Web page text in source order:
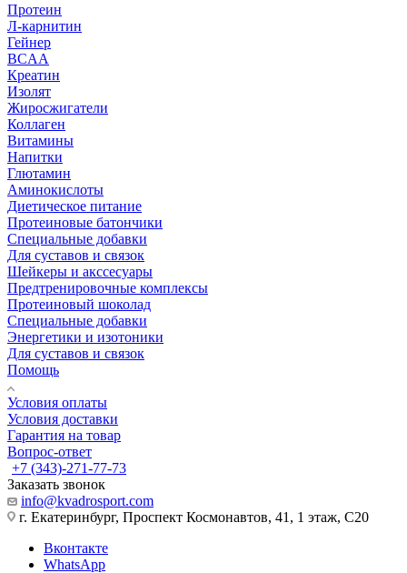
Протеин
Л-карнитин
Гейнер
BCAA
Креатин
Изолят
Жиросжигатели
Коллаген
Витамины
Напитки
Глютамин
Аминокислоты
Диетическое питание
Протеиновые батончики
Специальные добавки
Для суставов и связок
Шейкеры и акссесуары
Предтренировочные комплексы
Протеиновый шоколад
Специальные добавки
Энергетики и изотоники
Для суставов и связок
Помощь
Условия оплаты
Условия доставки
Гарантия на товар
Вопрос-ответ
+7 (343)-271-77-73
Заказать звонок
info@kvadrosport.com
г. Екатеринбург, Проспект Космонавтов, 41, 1 этаж, С20
Вконтакте
WhatsApp